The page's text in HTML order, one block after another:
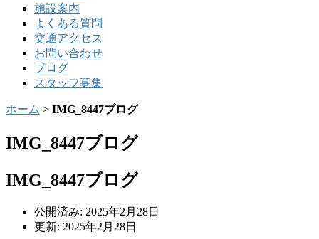
施設案内
よくある質問
交通アクセス
お問い合わせ
ブログ
スタッフ募集
ホーム > IMG_8447ブログ
IMG_8447ブログ
IMG_8447ブログ
公開済み: 2025年2月28日
更新: 2025年2月28日